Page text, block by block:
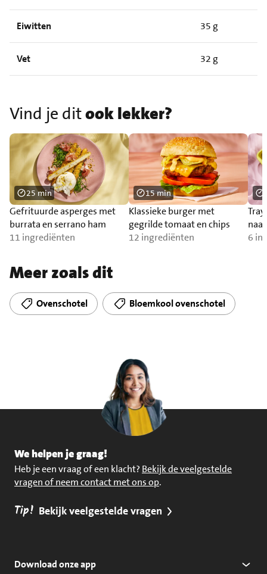
Eiwitten 35 g
Vet 32 g
Vind je ditook lekker?
Gefrituurde asperges met
burrata en serrano ham
11 ingrediënten
25 min
Klassieke burger met
gegrilde tomaat en chips
12 ingrediënten
15 min
6
Meer zoals dit
Ovenschotel Bloemkool ovenschotel
We helpen je graag!
Heb je een vraag of een klacht? Bekijk de veelgestelde
vragen of neem contact met ons op.
Tip! Bekijk veelgestelde vragen
Download onze app